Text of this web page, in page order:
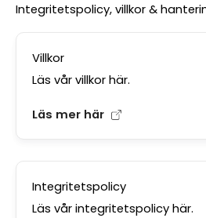
Integritetspolicy, villkor &
Villkor
Läs vår villkor här.
Läs mer här
Integritetspolicy
Läs vår integritetspolicy här.